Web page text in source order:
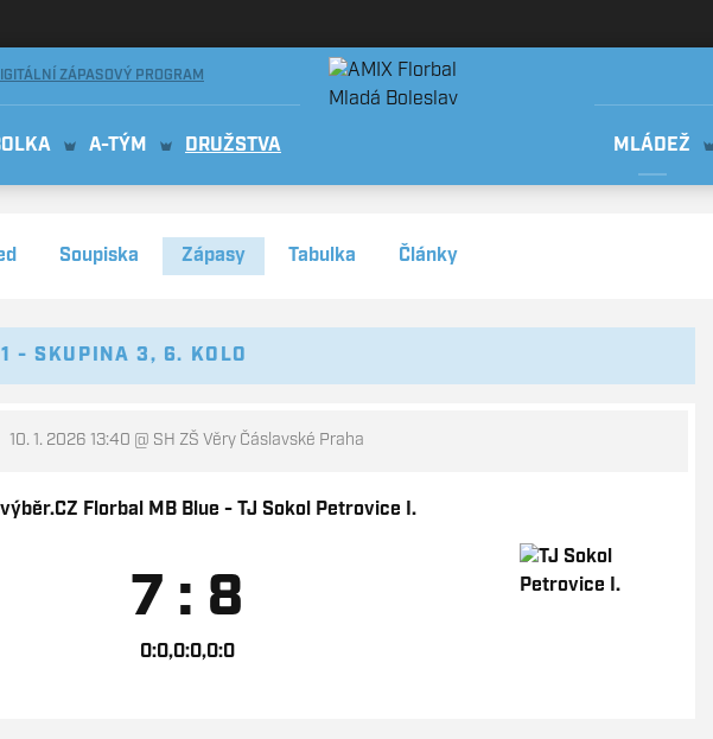
ZÁPASOVÝ PROGRAM
A-TÝM DRUŽSTVA MLÁDEŽ
Soupiska Zápasy Tabulka Články
- SKUPINA 3, 6. KOLO
10. 1. 2026 13:40 @ SH ZŠ Věry Čáslavské Praha
Florbal MB Blue - TJ Sokol Petrovice I.
7 : 8
0:0,0:0,0:0